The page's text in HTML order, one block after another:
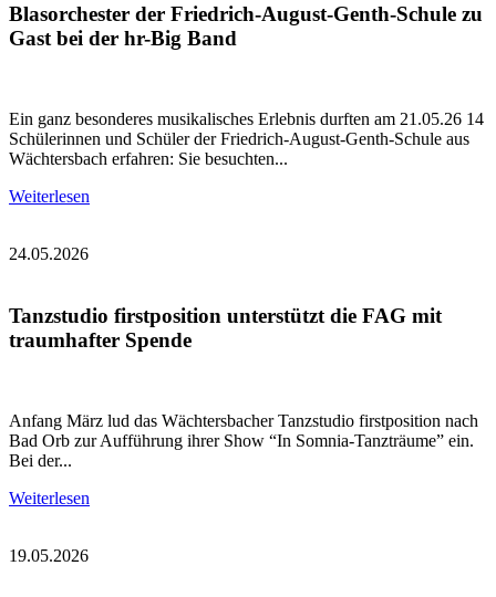
Blasorchester der Friedrich-August-Genth-Schule zu
Gast bei der hr-Big Band
Ein ganz besonderes musikalisches Erlebnis durften am 21.05.26 14
Schülerinnen und Schüler der Friedrich-August-Genth-Schule aus
Wächtersbach erfahren: Sie besuchten...
Weiterlesen
24.05.2026
Tanzstudio firstposition unterstützt die FAG mit
traumhafter Spende
Anfang März lud das Wächtersbacher Tanzstudio firstposition nach
Bad Orb zur Aufführung ihrer Show “In Somnia-Tanzträume” ein.
Bei der...
Weiterlesen
19.05.2026